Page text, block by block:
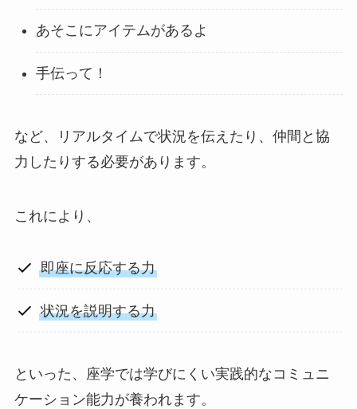
あそこにアイテムがあるよ
手伝って！
など、リアルタイムで状況を伝えたり、仲間と協
力したりする必要があります。
これにより、
即座に反応する力
状況を説明する力
といった、座学では学びにくい実践的なコミュニ
ケーション能力が養われます。